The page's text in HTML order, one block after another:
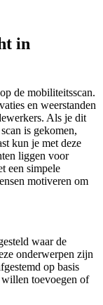
in
de mobiliteitsscan.
en weerstanden
Als je dit
is gekomen,
kun je met deze
liggen voor
een simpele
motiveren om
waar de
onderwerpen zijn
op basis
toevoegen of